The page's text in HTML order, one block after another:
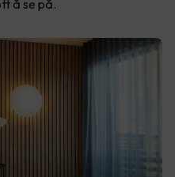
å se på.